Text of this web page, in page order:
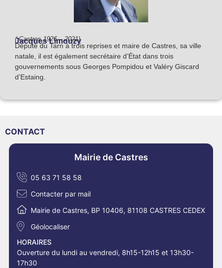
Jacques Limouzy
( Castres 1926 – 2021)
Député du Tarn à trois reprises et maire de Castres, sa ville
natale, il est également secrétaire d’État dans trois
gouvernements sous Georges Pompidou et Valéry Giscard
d’Estaing.
CONTACT
Mairie de Castres
05 63 71 58 58
Contacter par mail
Mairie de Castres, BP 10406, 81108 CASTRES CEDEX
Géolocaliser
HORAIRES
Ouverture du lundi au vendredi, 8h15-12h15 et 13h30-
17h30